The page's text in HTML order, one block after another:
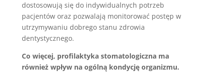
dostosowują się do indywidualnych potrzeb
pacjentów oraz pozwalają monitorować postęp w
utrzymywaniu dobrego stanu zdrowia
dentystycznego.
Co więcej, profilaktyka stomatologiczna ma
również wpływ na ogólną kondycję organizmu.